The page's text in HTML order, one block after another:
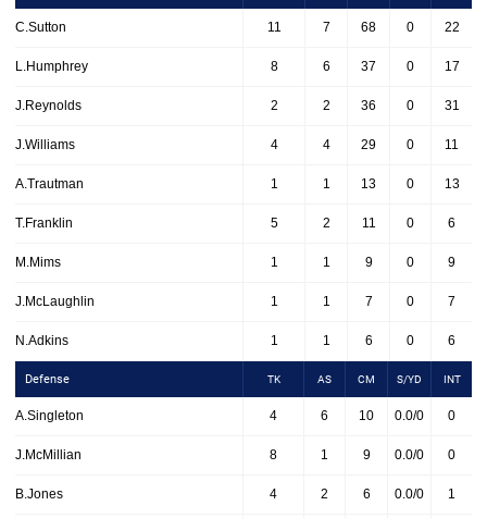
C.Sutton 11 7 68 0 22
L.Humphrey 8 6 37 0 17
J.Reynolds 2 2 36 0 31
J.Williams 4 4 29 0 11
A.Trautman 1 1 13 0 13
T.Franklin 5 2 11 0 6
M.Mims 1 1 9 0 9
J.McLaughlin 1 1 7 0 7
N.Adkins 1 1 6 0 6
Defense TK AS CM S/YD INT
A.Singleton 4 6 10 0.0/0 0
J.McMillian 8 1 9 0.0/0 0
B.Jones 4 2 6 0.0/0 1